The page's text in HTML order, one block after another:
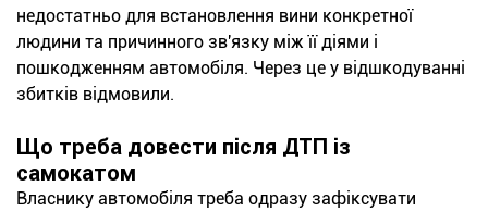
недостатньо для встановлення вини конкретної
людини та причинного зв'язку між її діями і
пошкодженням автомобіля. Через це у відшкодуванні
збитків відмовили.
Що треба довести після ДТП із
самокатом
Власнику автомобіля треба одразу зафіксувати